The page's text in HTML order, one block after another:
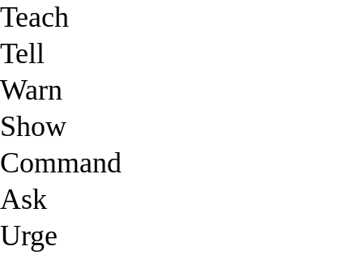
Teach
Tell
Warn
Show
Command
Ask
Urge